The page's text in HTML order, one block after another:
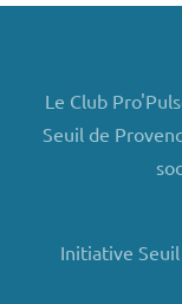
Le Club
Seuil de
Initiative